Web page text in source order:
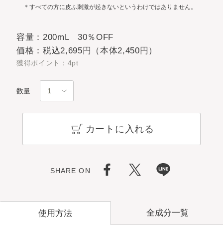
＊すべての方に皮ふ刺激が起きないというわけではありません。
容量：200mL 30％OFF
価格：税込2,695円（本体2,450円）
獲得ポイント：4pt
数量
カートに入れる
SHARE ON
使用方法 全成分一覧